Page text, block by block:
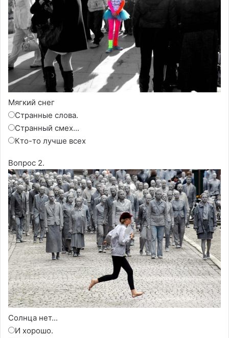
Мягкий снег
Странные слова.
Странный смех...
Кто-то лучше всех
Вопрос 2.
Солнца нет...
И хорошо.